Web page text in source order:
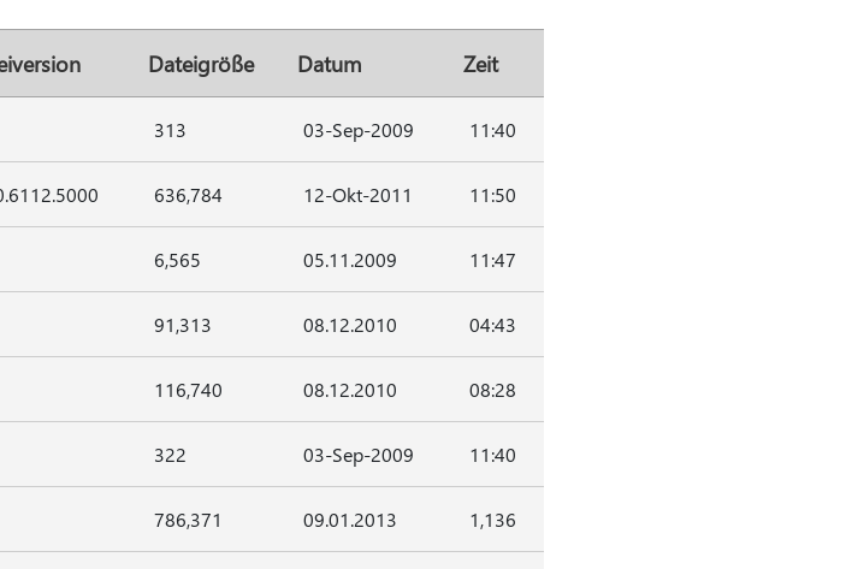
Dateigröße Datum Zeit
313 03-Sep-2009 11:40
636,784 12-Okt-2011 11:50
6,565 05.11.2009 11:47
91,313 08.12.2010 04:43
116,740 08.12.2010 08:28
322 03-Sep-2009 11:40
786,371 09.01.2013 1,136